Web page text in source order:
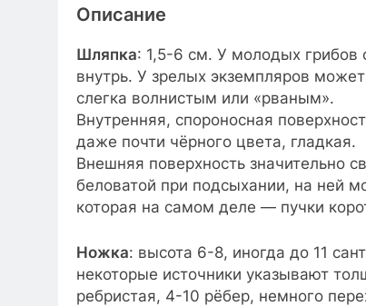
Описание
Шляпка: 1,5-6 см. У молодых грибов
внутрь. У зрелых экземпляров
слегка волнистым или «рваным».
Внутренняя, спороносная
даже почти чёрного цвета, гладкая.
Внешняя поверхность значительно
беловатой при подсыхании, на ней
которая на самом деле — пучки
Ножка: высота 6-8, иногда до 11
некоторые источники указывают
ребристая, 4-10 рёбер, немного